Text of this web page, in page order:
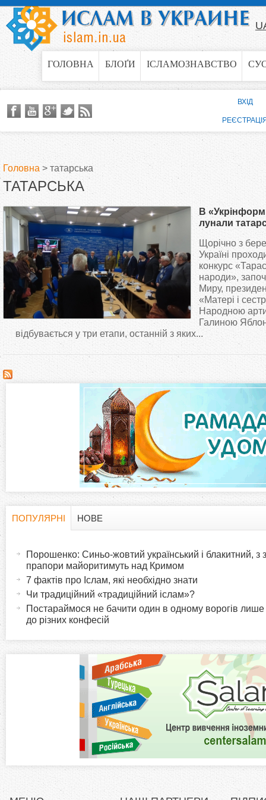
Jump to navigation
ГОЛОВНА БЛОҐИ ІСЛАМОЗНАВСТВО
В
и
є
у
Головна > татарська
ТАТАРСЬКА
В
лунали
Щорічно з
Україні
конкурс
народи»,
Миру,
«Матері і
Народною
Галиною
відбувається у три етапи, останній з яких...
ВХІД
a
ПОПУЛЯРНІ
в
НОВЕ
Порошенко: Синьо-жовтий український і блакитний, з
прапори майоритимуть над Кримом
7 фактів про Іслам, які необхідно знати
Чи традиційний «традиційний іслам»?
Постараймося не бачити один в одному ворогів лише
до різних конфесій